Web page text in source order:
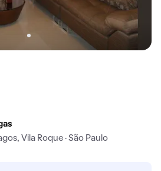
Vila Roque · São Paulo